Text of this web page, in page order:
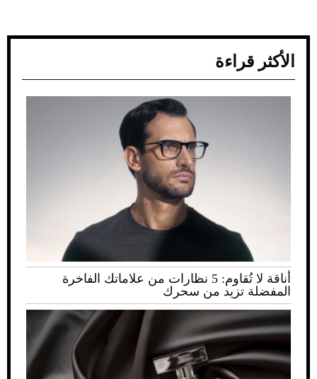
الأكثر قراءة
أناقة لا تُقاوم: 5 نظارات من علاماتك الفاخرة
المفضلة تزيد من سحرك